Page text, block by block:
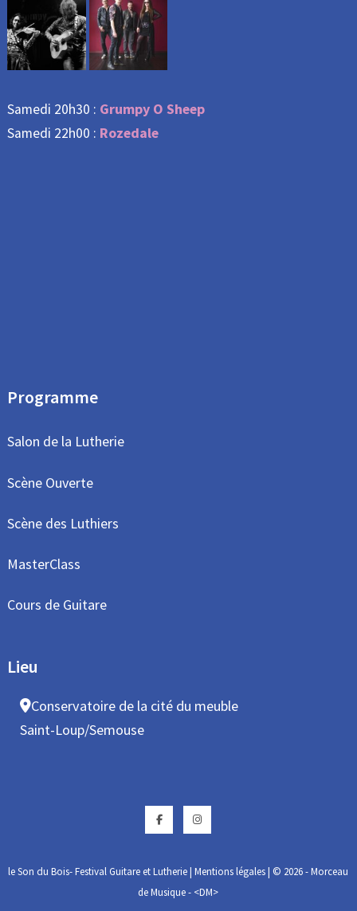
Samedi 20h30 : Grumpy O Sheep
Samedi 22h00 : Rozedale
Programme
Salon de la Lutherie
Scène Ouverte
Scène des Luthiers
MasterClass
Cours de Guitare
Lieu
Conservatoire de la cité du meuble
Saint-Loup/Semouse
FacebookInstagram
le Son du Bois- Festival Guitare et Lutherie|Mentions légales| © 2026 - Morceau
de Musique - <DM>